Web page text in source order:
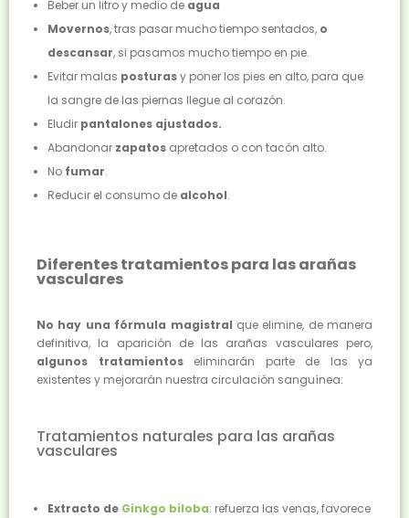
Beber un litro y medio de agua
Movernos, tras pasar mucho tiempo sentados, o
descansar, si pasamos mucho tiempo en pie.
Evitar malas posturasy poner los pies en alto, para que
la sangre de las piernas llegue al corazón.
Eludir pantalones ajustados.
Abandonar zapatos apretados o con tacón alto.
No fumar.
Reducir el consumo de alcohol.
Diferentes tratamientos para las arañas
vasculares
No hay una fórmula magistral que elimine, de manera
definitiva, la aparición de las arañas vasculares pero,
algunos tratamientoseliminarán parte de las ya
existentes y mejorarán nuestra circulación sanguínea:
Tratamientos naturales para las arañas
vasculares
Extracto de Ginkgo biloba: refuerza las venas, favorece